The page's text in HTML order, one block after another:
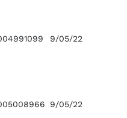
9/05/22
9/05/22